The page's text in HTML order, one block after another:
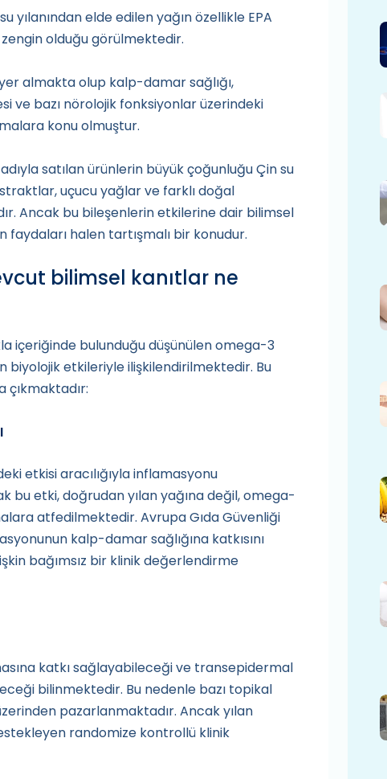
yılanından elde edilen yağın özellikle EPA
olduğu görülmektedir.
almakta olup kalp-damar sağlığı,
ve bazı nörolojik fonksiyonlar üzerindeki
konu olmuştur.
satılan ürünlerin büyük çoğunluğu Çin su
uçucu yağlar ve farklı doğal
Ancak bu bileşenlerin etkilerine dair bilimsel
faydaları halen tartışmalı bir konudur.
bilimsel kanıtlar ne
içeriğinde bulunduğu düşünülen omega-3
biyolojik etkileriyle ilişkilendirilmektedir. Bu
çıkmaktadır:
etkisi aracılığıyla inflamasyonu
bu etki, doğrudan yılan yağına değil, omega-
atfedilmektedir. Avrupa Gıda Güvenliği
kalp-damar sağlığına katkısını
bağımsız bir klinik değerlendirme
katkı sağlayabileceği ve transepidermal
bilinmektedir. Bu nedenle bazı topikal
pazarlanmaktadır. Ancak yılan
randomize kontrollü klinik